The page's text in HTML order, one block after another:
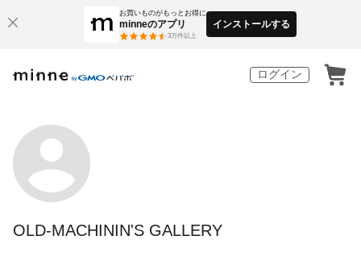
お買いものがもっとお得に
minneのアプリ
3万件以上
インストールする
ログイン
OLD-MACHININ'S GALLERY